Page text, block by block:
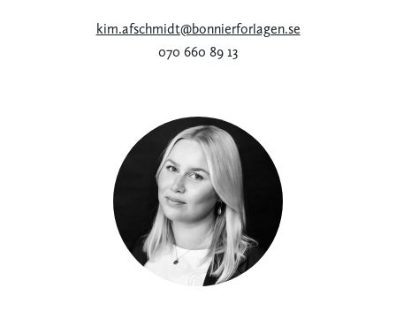
kim.afschmidt@bonnierforlagen.se
070 660 89 13